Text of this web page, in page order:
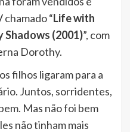
chamado “Life with
Shadows (2001)”, com
Dorothy.
filhos ligaram para a
Juntos, sorridentes,
Mas não foi bem
não tinham mais